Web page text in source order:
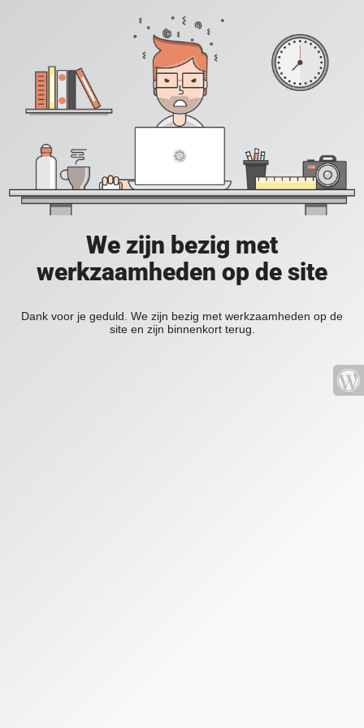
We zijn bezig met
werkzaamheden op de site
Dank voor je geduld. We zijn bezig met werkzaamheden op de
site en zijn binnenkort terug.